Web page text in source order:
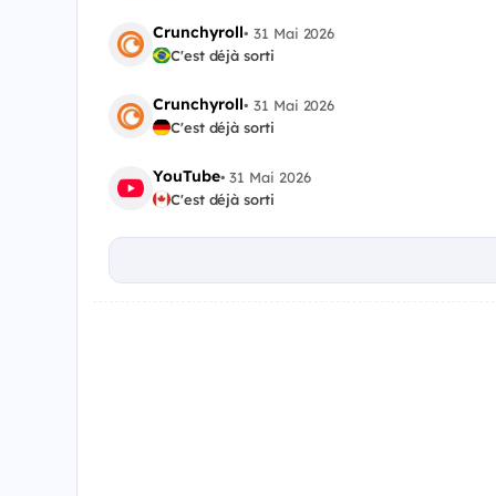
Crunchyroll•31 Mai 2026
C'est déjà sorti
Crunchyroll•31 Mai 2026
C'est déjà sorti
YouTube•31 Mai 2026
C'est déjà sorti